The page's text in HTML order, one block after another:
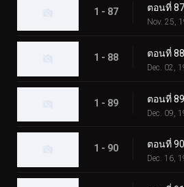
1 - 87
Nov. 25,
1 - 88
Dec. 02,
1 - 89
Dec. 09,
1 - 90
Dec. 16,